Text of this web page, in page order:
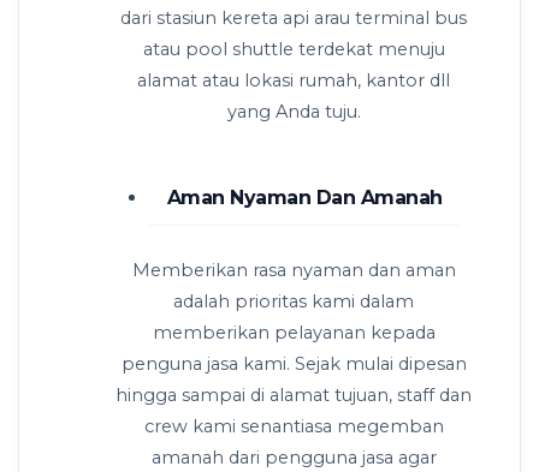
dari stasiun kereta api arau terminal bus
atau pool shuttle terdekat menuju
alamat atau lokasi rumah, kantor dll
yang Anda tuju.
Aman Nyaman Dan Amanah
Memberikan rasa nyaman dan aman
adalah prioritas kami dalam
memberikan pelayanan kepada
penguna jasa kami. Sejak mulai dipesan
hingga sampai di alamat tujuan, staff dan
crew kami senantiasa megemban
amanah dari pengguna jasa agar